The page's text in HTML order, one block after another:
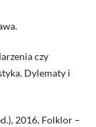
czy
Dylematy i
2016, Folklor –